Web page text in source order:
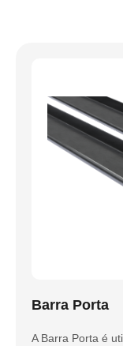
Barra Porta
A Barra Porta é